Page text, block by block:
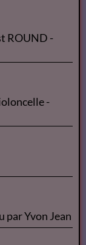
ROUND -
-
par Yvon Jean